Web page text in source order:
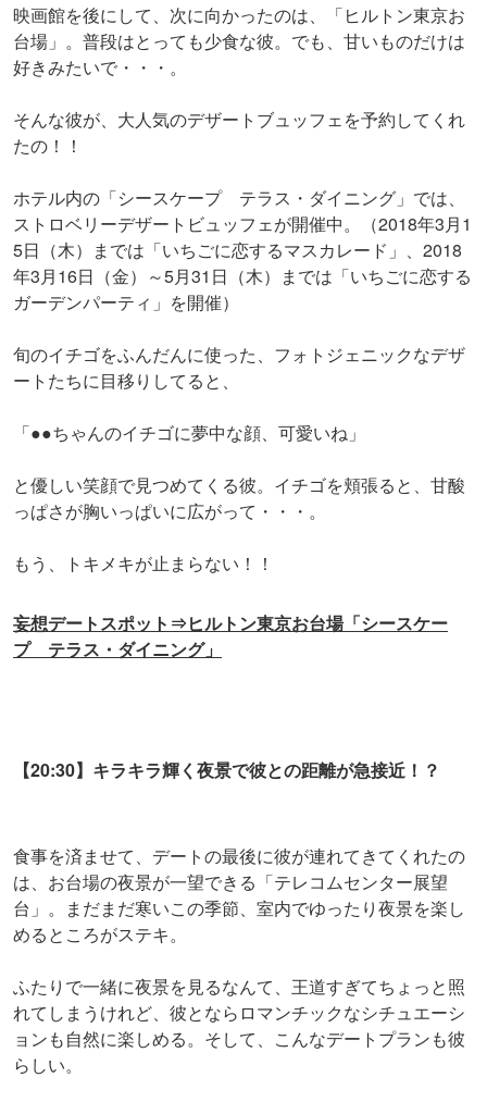
映画館を後にして、次に向かったのは、「ヒルトン東京お
台場」。普段はとっても少食な彼。でも、甘いものだけは
好きみたいで・・・。
そんな彼が、大人気のデザートブュッフェを予約してくれ
たの！！
ホテル内の「シースケープ テラス・ダイニング」では、
ストロベリーデザートビュッフェが開催中。（2018年3月1
5日（木）までは「いちごに恋するマスカレード」、2018
年3月16日（金）～5月31日（木）までは「いちごに恋する
ガーデンパーティ」を開催）
旬のイチゴをふんだんに使った、フォトジェニックなデザ
ートたちに目移りしてると、
「●●ちゃんのイチゴに夢中な顔、可愛いね」
と優しい笑顔で見つめてくる彼。イチゴを頬張ると、甘酸
っぱさが胸いっぱいに広がって・・・。
もう、トキメキが止まらない！！
妄想デートスポット⇒ヒルトン東京お台場「シースケー
プ テラス・ダイニング」
【20:30】キラキラ輝く夜景で彼との距離が急接近！？
食事を済ませて、デートの最後に彼が連れてきてくれたの
は、お台場の夜景が一望できる「テレコムセンター展望
台」。まだまだ寒いこの季節、室内でゆったり夜景を楽し
めるところがステキ。
ふたりで一緒に夜景を見るなんて、王道すぎてちょっと照
れてしまうけれど、彼とならロマンチックなシチュエーシ
ョンも自然に楽しめる。そして、こんなデートプランも彼
らしい。